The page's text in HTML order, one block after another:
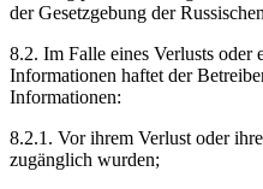
der Gesetzgebung der
8.2. Im Falle eines Verlusts
Informationen haftet der
Informationen:
8.2.1. Vor ihrem Verlust oder
zugänglich wurden;